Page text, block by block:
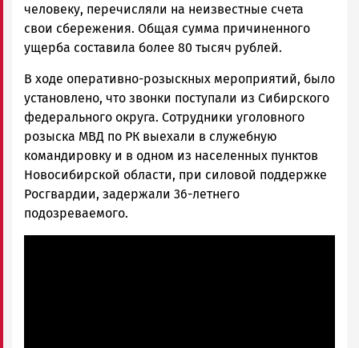
человеку, перечисляли на неизвестные счета
свои сбережения. Общая сумма причиненного
ущерба составила более 80 тысяч рублей.
В ходе оперативно-розыскных мероприятий, было
установлено, что звонки поступали из Сибирского
федерального округа. Сотрудники уголовного
розыска МВД по РК выехали в служебную
командировку и в одном из населенных пунктов
Новосибирской области, при силовой поддержке
Росгвардии, задержали 36-летнего
подозреваемого.